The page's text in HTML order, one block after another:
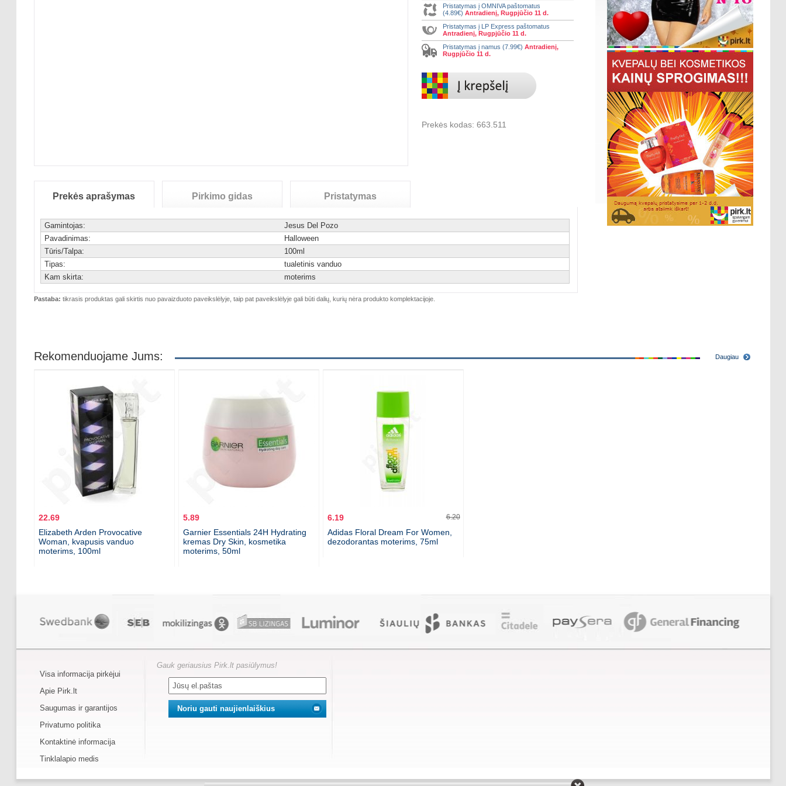
Pristatymas į OMNIVA paštomatus
(4.89€) Antradienį, Rugpjūčio 11 d.
Pristatymas į LP Express paštomatus
Antradienį, Rugpjūčio 11 d.
Pristatymas į namus (7.99€) Antradienį,
Rugpjūčio 11 d.
Prekės kodas: 663.511
Prekės aprašymas Pirkimo gidas Pristatymas
Gamintojas:
Jesus Del Pozo
Pavadinimas:
Halloween
Tūris/Talpa:
100ml
Tipas:
tualetinis vanduo
Kam skirta:
moterims
Pastaba: tikrasis produktas gali skirtis nuo pavaizduoto paveikslėlyje, taip pat paveikslėlyje gali būti dalių, kurių nėra produkto komplektacijoje.
Rekomenduojame Jums: Daugiau
22.69
Elizabeth Arden Provocative
Woman, kvapusis vanduo
moterims, 100ml
5.89
Garnier Essentials 24H Hydrating
kremas Dry Skin, kosmetika
moterims, 50ml
6.19 6.20
Adidas Floral Dream For Women,
dezodorantas moterims, 75ml
Visa informacija pirkėjui
Apie Pirk.lt
Saugumas ir garantijos
Privatumo politika
Kontaktinė informacija
Tinklalapio medis
Gauk geriausius Pirk.lt pasiūlymus!